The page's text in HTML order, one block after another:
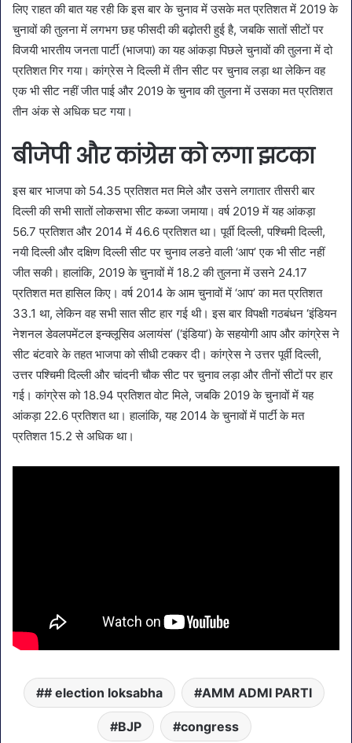
लिए राहत की बात यह रही कि इस बार के चुनाव में उसके मत प्रतिशत में 2019 के
चुनावों की तुलना में लगभग छह फीसदी की बढ़ोतरी हुई है, जबकि सातों सीटों पर
विजयी भारतीय जनता पार्टी (भाजपा) का यह आंकड़ा पिछले चुनावों की तुलना में दो
प्रतिशत गिर गया। कांग्रेस ने दिल्ली में तीन सीट पर चुनाव लड़ा था लेकिन वह
एक भी सीट नहीं जीत पाई और 2019 के चुनाव की तुलना में उसका मत प्रतिशत
तीन अंक से अधिक घट गया।
बीजेपी और कांग्रेस को लगा झटका
इस बार भाजपा को 54.35 प्रतिशत मत मिले और उसने लगातार तीसरी बार
दिल्ली की सभी सातों लोकसभा सीट कब्जा जमाया। वर्ष 2019 में यह आंकड़ा
56.7 प्रतिशत और 2014 में 46.6 प्रतिशत था। पूर्वी दिल्ली, पश्चिमी दिल्ली,
नयी दिल्ली और दक्षिण दिल्ली सीट पर चुनाव लडऩे वाली ‘आप’ एक भी सीट नहीं
जीत सकी। हालांकि, 2019 के चुनावों में 18.2 की तुलना में उसने 24.17
प्रतिशत मत हासिल किए। वर्ष 2014 के आम चुनावों में ‘आप’ का मत प्रतिशत
33.1 था, लेकिन वह सभी सात सीट हार गई थी। इस बार विपक्षी गठबंधन ‘इंडियन
नेशनल डेवलपमेंटल इन्क्लूसिव अलायंस’ (‘इंडिया’) के सहयोगी आप और कांग्रेस ने
सीट बंटवारे के तहत भाजपा को सीधी टक्कर दी। कांग्रेस ने उत्तर पूर्वी दिल्ली,
उत्तर पश्चिमी दिल्ली और चांदनी चौक सीट पर चुनाव लड़ा और तीनों सीटों पर हार
गई। कांग्रेस को 18.94 प्रतिशत वोट मिले, जबकि 2019 के चुनावों में यह
आंकड़ा 22.6 प्रतिशत था। हालांकि, यह 2014 के चुनावों में पार्टी के मत
प्रतिशत 15.2 से अधिक था।
# election loksabha AMM ADMI PARTI
BJP congress